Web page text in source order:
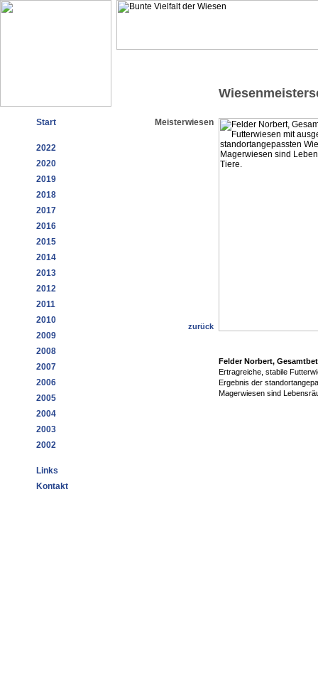
Start
2022
2020
2019
2018
2017
2016
2015
2014
2013
2012
2011
2010
2009
2008
2007
2006
2005
2004
2003
2002
Links
Kontakt
Meisterwiesen
zurück
Felder Norbert,
Ertragreiche, stabile
Ergebnis der
Magerwiesen sind